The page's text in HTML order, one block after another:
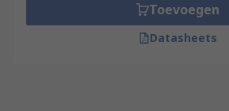
Toevoegen
Datasheets